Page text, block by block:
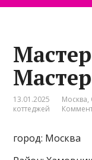
13.01.2025 Москва,
коттеджей
город: Москва